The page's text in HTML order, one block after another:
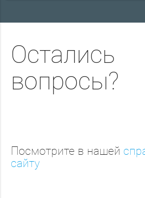
Остались
вопросы?
Посмотрите в нашей
сайту